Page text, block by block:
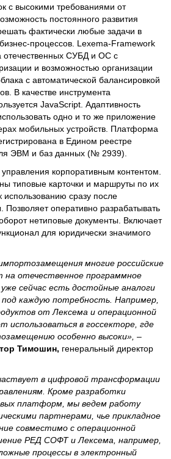
с высокими требованиями от
постоянного развития
фактически любые задачи в
процессов. Lexema-Framework
отечественных СУБД и ОС с
и возможностью организации
с автоматической балансировкой
В качестве инструмента
JavaScript. Адаптивность
одно и то же приложение
мобильных устройств. Платформа
в Едином реестре
ЭВМ и баз данных (№ 2939).
корпоративным контентом.
типовые карточки и маршруты по их
использованию сразу после
Позволяет оперативно разрабатывать
нетиповые документы. Включает
для юридически значимого
многие российские
на отечественное программное
сейчас есть достойные аналоги
каждую потребность. Например,
от Лексема и операционной
в госсекторе, где
особенно высоки», –
Тимошин, генеральный директор
в цифровой трансформации
Кроме разработки
платформ, мы ведем работу
партнерами, чье прикладное
совместимо с операционной
РЕД СОФТ и Лексема, например,
процессы в электронный